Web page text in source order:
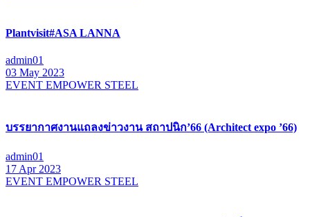
Plantvisit#ASA LANNA
admin01
03 May 2023
EVENT EMPOWER STEEL
บรรยากาศงานแถลงข่าวงาน สถาปนิก’66 (Architect expo ’66)
admin01
17 Apr 2023
EVENT EMPOWER STEEL